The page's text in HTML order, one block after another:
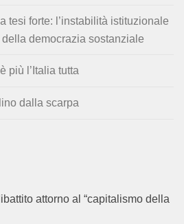
tesi forte: l’instabilità istituzionale
democrazia sostanziale
più l’Italia tutta
dalla scarpa
attorno al “capitalismo della